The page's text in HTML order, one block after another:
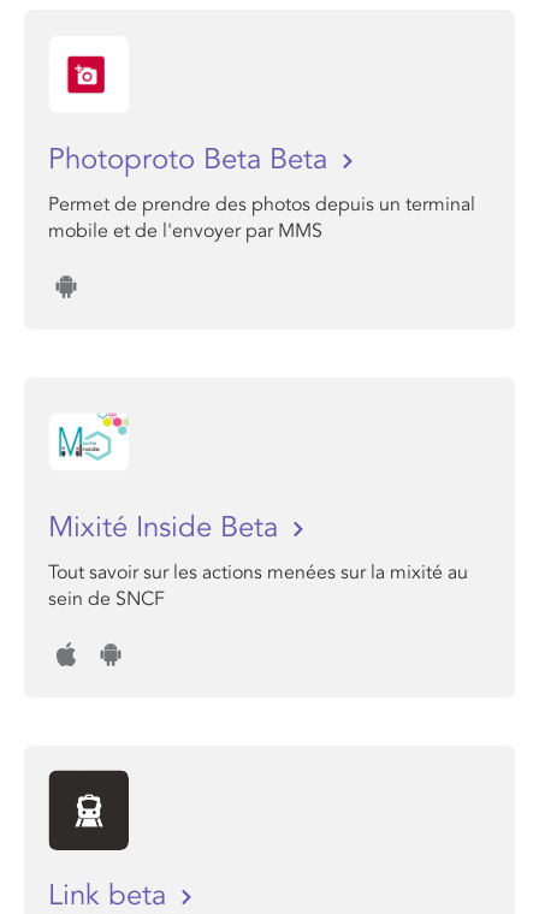
Photoproto Beta Beta
Permet de prendre des photos depuis un terminal
mobile et de l'envoyer par MMS
Mixité Inside Beta
Tout savoir sur les actions menées sur la mixité au
sein de SNCF
Link beta